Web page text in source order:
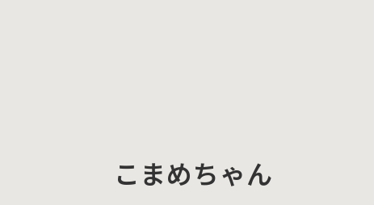
こまめちゃん